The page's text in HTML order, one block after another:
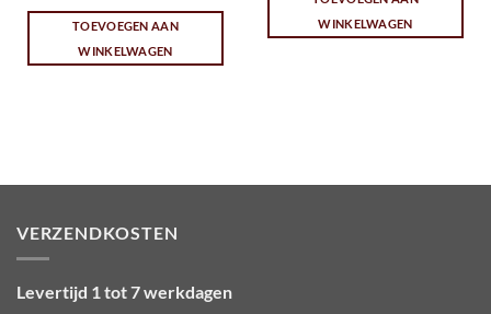
TOEVOEGEN AAN
WINKELWAGEN
WINKELWAGEN
VERZENDKOSTEN
Levertijd 1 tot 7 werkdagen